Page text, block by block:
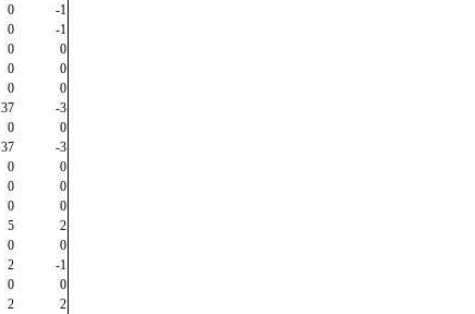
0
-1
0
-1
0
0
0
0
0
0
37
-3
0
0
37
-3
0
0
0
0
0
0
5
2
0
0
2
-1
0
0
2
2